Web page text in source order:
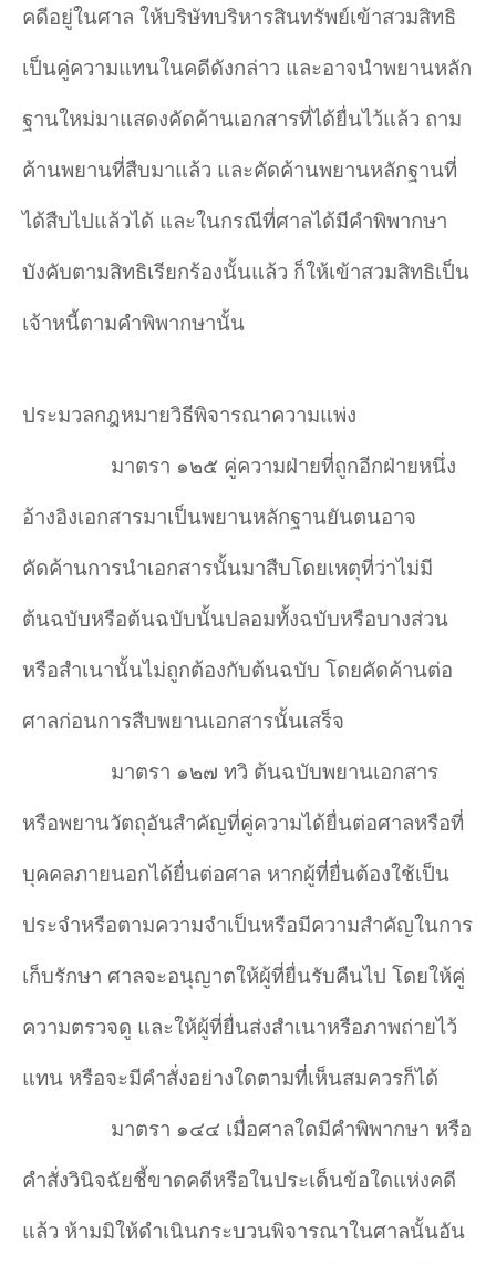
คดีอยู่ในศาล ให้บริษัทบริหารสินทรัพย์เข้าสวมสิทธิ
เป็นคู่ความแทนในคดีดังกล่าว และอาจนำพยานหลัก
ฐานใหม่มาแสดงคัดค้านเอกสารที่ได้ยื่นไว้แล้ว ถาม
ค้านพยานที่สืบมาแล้ว และคัดค้านพยานหลักฐานที่
ได้สืบไปแล้วได้ และในกรณีที่ศาลได้มีคำพิพากษา
บังคับตามสิทธิเรียกร้องนั้นแล้ว ก็ให้เข้าสวมสิทธิเป็น
เจ้าหนี้ตามคำพิพากษานั้น
ประมวลกฎหมายวิธีพิจารณาความแพ่ง
มาตรา ๑๒๕ คู่ความฝ่ายที่ถูกอีกฝ่ายหนึ่ง
อ้างอิงเอกสารมาเป็นพยานหลักฐานยันตนอาจ
คัดค้านการนำเอกสารนั้นมาสืบโดยเหตุที่ว่าไม่มี
ต้นฉบับหรือต้นฉบับนั้นปลอมทั้งฉบับหรือบางส่วน
หรือสำเนานั้นไม่ถูกต้องกับต้นฉบับ โดยคัดค้านต่อ
ศาลก่อนการสืบพยานเอกสารนั้นเสร็จ
มาตรา ๑๒๗ ทวิ ต้นฉบับพยานเอกสาร
หรือพยานวัตถุอันสำคัญที่คู่ความได้ยื่นต่อศาลหรือที่
บุคคลภายนอกได้ยื่นต่อศาล หากผู้ที่ยื่นต้องใช้เป็น
ประจำหรือตามความจำเป็นหรือมีความสำคัญในการ
เก็บรักษา ศาลจะอนุญาตให้ผู้ที่ยื่นรับคืนไป โดยให้คู่
ความตรวจดู และให้ผู้ที่ยื่นส่งสำเนาหรือภาพถ่ายไว้
แทน หรือจะมีคำสั่งอย่างใดตามที่เห็นสมควรก็ได้
มาตรา ๑๔๔ เมื่อศาลใดมีคำพิพากษา หรือ
คำสั่งวินิจฉัยชี้ขาดคดีหรือในประเด็นข้อใดแห่งคดี
แล้ว ห้ามมิให้ดำเนินกระบวนพิจารณาในศาลนั้นอัน